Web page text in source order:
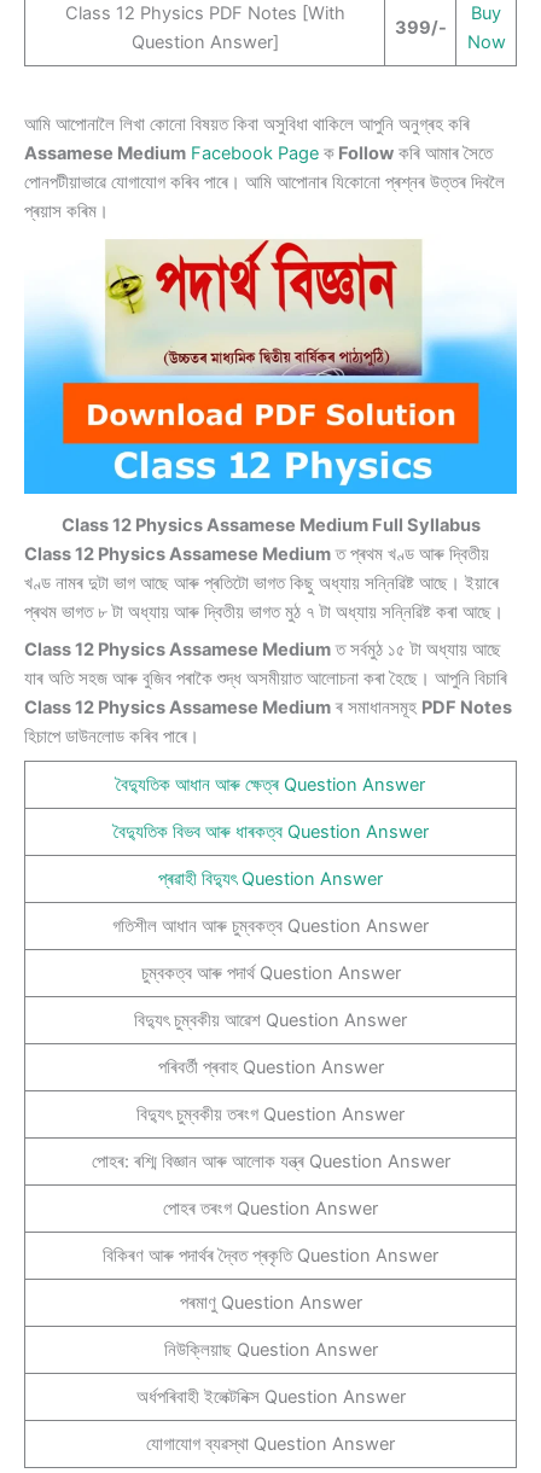
Class 12 Physics PDF Notes [With
Question Answer]
399/-
Buy
Now
আমি আপোনালৈ লিখা কোনো বিষয়ত কিবা অসুবিধা থাকিলে আপুনি অনুগ্ৰহ কৰি
Assamese Medium Facebook Page ক Follow কৰি আমাৰ সৈতে
পোনপটীয়াভাৱে যোগাযোগ কৰিব পাৰে। আমি আপোনাৰ যিকোনো প্ৰশ্নৰ উত্তৰ দিবলৈ
প্ৰয়াস কৰিম।
Class 12 Physics Assamese Medium Full Syllabus
Class 12 Physics Assamese Mediumত প্ৰথম খণ্ড আৰু দ্বিতীয়
খণ্ড নামৰ দুটা ভাগ আছে আৰু প্ৰতিটো ভাগত কিছু অধ্যায় সন্নিৱিষ্ট আছে। ইয়াৰে
প্ৰথম ভাগত ৮ টা অধ্যায় আৰু দ্বিতীয় ভাগত মুঠ ৭ টা অধ্যায় সন্নিৱিষ্ট কৰা আছে।
Class 12 Physics Assamese Mediumত সৰ্বমুঠ ১৫ টা অধ্যায় আছে
যাৰ অতি সহজ আৰু বুজিব পৰাকৈ শুদ্ধ অসমীয়াত আলোচনা কৰা হৈছে। আপুনি বিচাৰি
Class 12 Physics Assamese Medium ৰ সমাধানসমূহ PDF Notes
হিচাপে ডাউনলোড কৰিব পাৰে।
বৈদ্যুতিক আধান আৰু ক্ষেত্ৰ Question Answer
বৈদ্যুতিক বিভব আৰু ধাৰকত্ব Question Answer
প্ৰৱাহী বিদ্যুৎ Question Answer
গতিশীল আধান আৰু চুম্বকত্ব Question Answer
চুম্বকত্ব আৰু পদাৰ্থ Question Answer
বিদ্যুৎ চুম্বকীয় আৱেশ Question Answer
পৰিবৰ্তী প্ৰবাহ Question Answer
বিদ্যুৎ চুম্বকীয় তৰংগ Question Answer
পোহৰ: ৰশ্মি বিজ্ঞান আৰু আলোক যন্ত্ৰ Question Answer
পোহৰ তৰংগ Question Answer
বিকিৰণ আৰু পদাৰ্থৰ দ্বৈত প্ৰকৃতি Question Answer
পৰমাণু Question Answer
নিউক্লিয়াছ Question Answer
অৰ্ধপৰিবাহী ইলেক্টনিক্স Question Answer
যোগাযোগ ব্যৱস্থা Question Answer